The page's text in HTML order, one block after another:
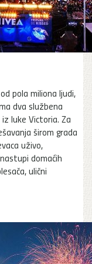
pola miliona ljudi,
dva službena
luke Victoria. Za
širom grada
uživo,
domaćih
ulični